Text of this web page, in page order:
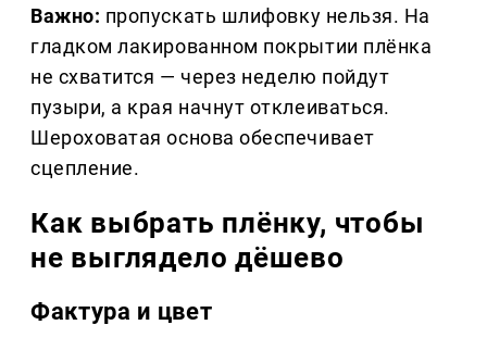
Важно: пропускать шлифовку нельзя. На
гладком лакированном покрытии плёнка
не схватится — через неделю пойдут
пузыри, а края начнут отклеиваться.
Шероховатая основа обеспечивает
сцепление.
Как выбрать плёнку, чтобы
не выглядело дёшево
Фактура и цвет